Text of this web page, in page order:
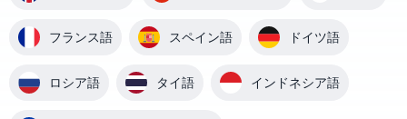
フランス語 スペイン語 ドイツ語
ロシア語 タイ語 インドネシア語